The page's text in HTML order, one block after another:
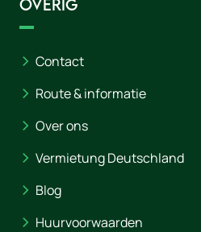
Overig
Contact
Route & informatie
Over ons
Vermietung Deutschland
Blog
Huurvoorwaarden